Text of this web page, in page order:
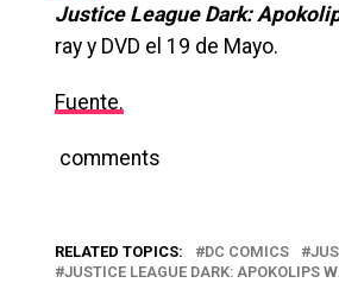
Justice League Dark:
ray y DVD el 19 de Mayo.
Fuente.
comments
RELATED TOPICS: DC COMICS
JUSTICE LEAGUE DARK: APOKOLIPS